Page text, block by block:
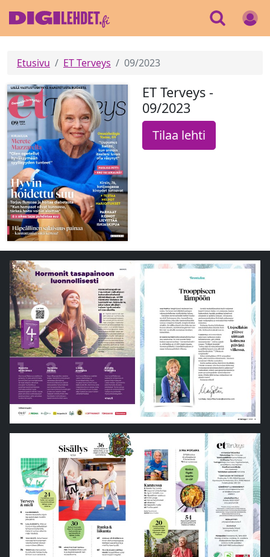
Etusivu ET Terveys 09/2023
ET Terveys -
09/2023
Tilaa lehti